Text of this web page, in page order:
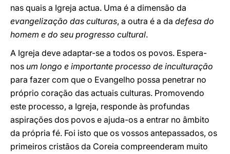
nas quais a Igreja actua. Uma é a dimensão da
evangelização das culturas, a outra é a da defesa do
homem e do seu progresso cultural.
A Igreja deve adaptar-se a todos os povos. Espera-
nos um longo e importante processo de inculturação
para fazer com que o Evangelho possa penetrar no
próprio coração das actuais culturas. Promovendo
este processo, a Igreja, responde às profundas
aspirações dos povos e ajuda-os a entrar no âmbito
da própria fé. Foi isto que os vossos antepassados, os
primeiros cristãos da Coreia compreenderam muito